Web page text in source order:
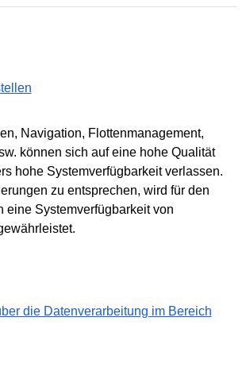
Navigation, Flottenmanagement,
können sich auf eine hohe Qualität
hohe Systemverfügbarkeit verlassen.
zu entsprechen, wird für den
eine Systemverfügbarkeit von
die Datenverarbeitung im Bereich